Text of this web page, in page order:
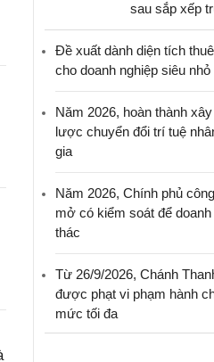
sau sắp xếp
Đề xuất dành diện tích
cho doanh nghiệp siêu nhỏ
Năm 2026, hoàn thành
lược chuyển đổi trí tuệ
gia
Năm 2026, Chính phủ
mở có kiểm soát để
thác
Từ 26/9/2026, Chánh
được phạt vi phạm hành
mức tối đa